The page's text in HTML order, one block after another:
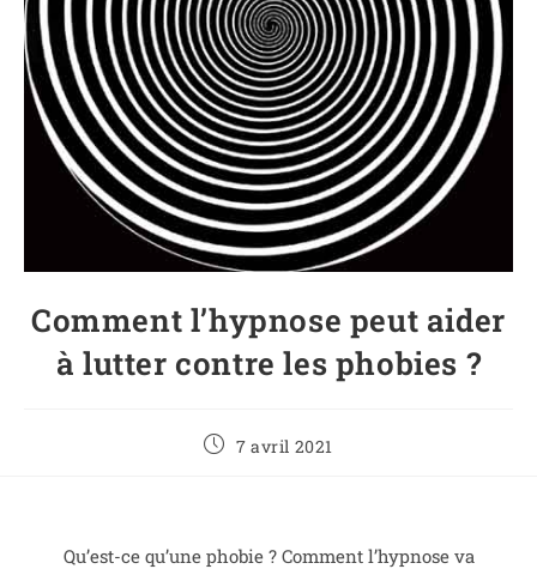
Comment l’hypnose peut aider
à lutter contre les phobies ?
7 avril 2021
Qu’est-ce qu’une phobie ? Comment l’hypnose va